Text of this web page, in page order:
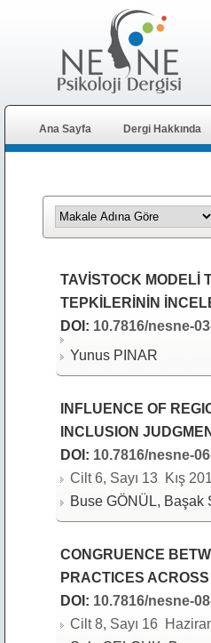
Ana Sayfa Dergi Hakkında
TAVİSTOCK MODELİ
TEPKİLERİNİN
DOI: 10.7816/nesne-
Yunus PINAR
INFLUENCE OF
INCLUSION
DOI: 10.7816/nesne-
Cilt 6, Sayı 13 Kış
Buse GÖNÜL, Başak
CONGRUENCE
PRACTICES
DOI: 10.7816/nesne-
Cilt 8, Sayı 16